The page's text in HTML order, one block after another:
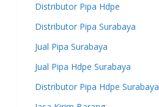
Distributor Pipa Hdpe
Distributor Pipa Surabaya
Jual Pipa Surabaya
Jual Pipa Hdpe Surabaya
Distributor Pipa Hdpe Surabaya